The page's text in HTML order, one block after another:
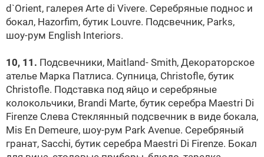
d`Orient, галерея Arte di Vivere. Серебряные поднос и
бокал, Hazorfim, бутик Louvre. Подсвечник, Parks,
шоу-рум English Interiors.
10, 11. Подсвечники, Maitland- Smith, Декораторское
ателье Марка Патлиса. Супница, Christofle, бутик
Christofle. Подставка под яйцо и серебряные
колокольчики, Brandi Marte, бутик серебра Maestri Di
Firenze Слева Стеклянный подсвечник в виде бокала,
Mis En Demeure, шоу-рум Park Avenue. Серебряный
гранат, Sacchi, бутик серебра Maestri Di Firenze. Бокал